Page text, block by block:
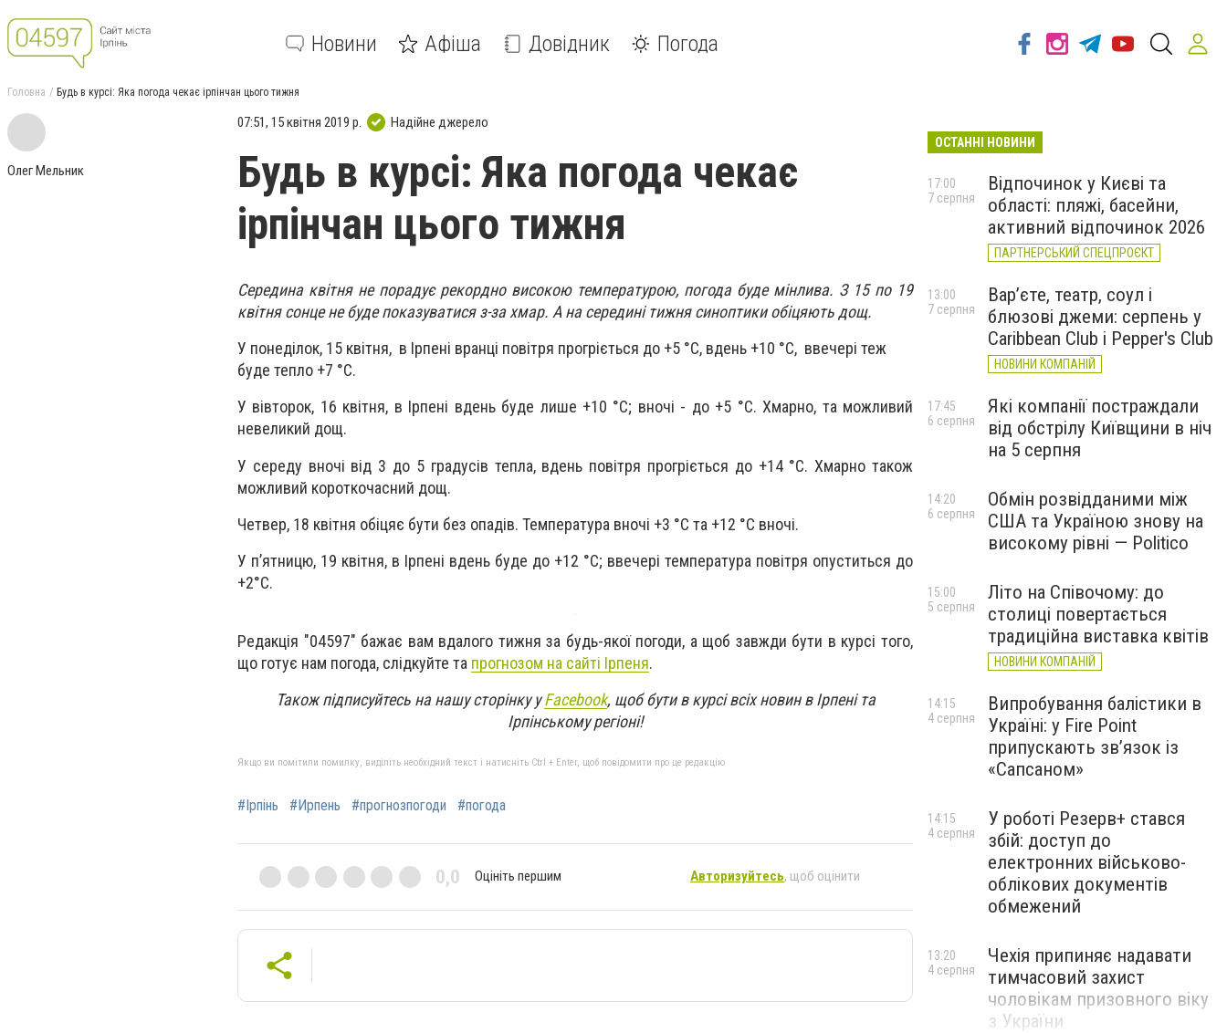
Новини Афіша Довідник Погода
Головна Будь в курсі: Яка погода чекає ірпінчан цього тижня
Олег Мельник
07:51, 15 квітня 2019 р. Надійне джерело
Будь в курсі: Яка погода чекає
ірпінчан цього тижня
Середина квітня не порадує рекордно високою температурою, погода буде мінлива. З 15 по 19
квітня сонце не буде показуватися з-за хмар. А на середині тижня синоптики обіцяють дощ.
У понеділок, 15 квітня, в Ірпені вранці повітря прогріється до +5 °C, вдень +10 °C, ввечері теж
буде тепло +7 °C.
У вівторок, 16 квітня, в Ірпені вдень буде лише +10 °C; вночі - до +5 °C. Хмарно, та можливий
невеликий дощ.
У середу вночі від 3 до 5 градусів тепла, вдень повітря прогріється до +14 °C. Хмарно також
можливий короткочасний дощ.
Четвер, 18 квітня обіцяє бути без опадів. Температура вночі +3 °C та +12 °C вночі.
У п’ятницю, 19 квітня, в Ірпені вдень буде до +12 °C; ввечері температура повітря опуститься до
+2°C.
Редакція "04597" бажає вам вдалого тижня за будь-якої погоди, а щоб завжди бути в курсі того,
що готує нам погода, слідкуйте та прогнозом на сайті Ірпеня.
Також підписуйтесь на нашу сторінку уFacebook, щоб бути в курсі всіх новин в Ірпені та
Ірпінському регіоні!
Якщо ви помітили помилку, виділіть необхідний текст і натисніть Ctrl + Enter, щоб повідомити про це редакцію
#Ірпінь #Ирпень #прогнозпогоди #погода
0,0 Оцініть першим Авторизуйтесь, щоб оцінити
ОСТАННІ НОВИНИ
Відпочинок у Києві та
області: пляжі, басейни,
активний відпочинок 2026
ПАРТНЕРСЬКИЙ СПЕЦПРОЄКТ
17:00
7 серпня
Вар’єте, театр, соул і
блюзові джеми: серпень у
Caribbean Club і Pepper's Club
НОВИНИ КОМПАНІЙ
13:00
7 серпня
Які компанії постраждали
від обстрілу Київщини в ніч
на 5 серпня
17:45
6 серпня
Обмін розвідданими між
США та Україною знову на
високому рівні — Politico
14:20
6 серпня
Літо на Співочому: до
столиці повертається
традиційна виставка квітів
НОВИНИ КОМПАНІЙ
15:00
5 серпня
Випробування балістики в
Україні: у Fire Point
припускають зв’язок із
«Сапсаном»
14:15
4 серпня
У роботі Резерв+ стався
збій: доступ до
електронних військово-
облікових документів
обмежений
14:15
4 серпня
Чехія припиняє надавати
тимчасовий захист
чоловікам призовного віку
з України
13:20
4 серпня